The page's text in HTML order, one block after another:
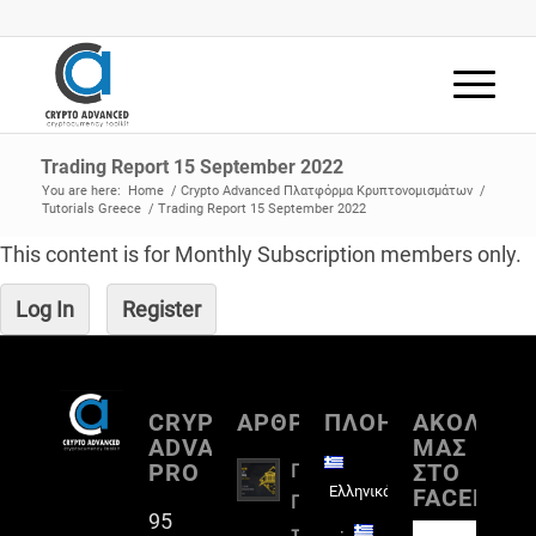
Trading Report 15 September 2022
You are here: Home / Crypto Advanced Πλατφόρμα Κρυπτονομισμάτων /
Tutorials Greece / Trading Report 15 September 2022
This content is for Monthly Subscription members only.
Log In Register
CRYPTO
ADVANCED
PRO
95
ΑΡΘΡΟΓΡΑΦΙΑ
Πλήρη
Παρουσίαση
ΠΛΟΗΓΗΣΗ
Ελληνικά
ΜΑΣ
ΣΤΟ